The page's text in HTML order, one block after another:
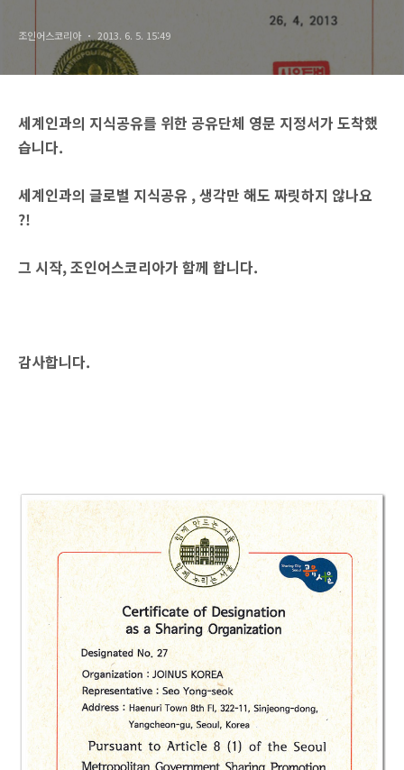
조인어스코리아 2013. 6. 5. 15:49
세계인과의 지식공유를 위한 공유단체 영문 지정서가 도착했
습니다.
세계인과의 글로벌 지식공유 , 생각만 해도 짜릿하지 않나요
?!
그 시작, 조인어스코리아가 함께 합니다.
감사합니다.